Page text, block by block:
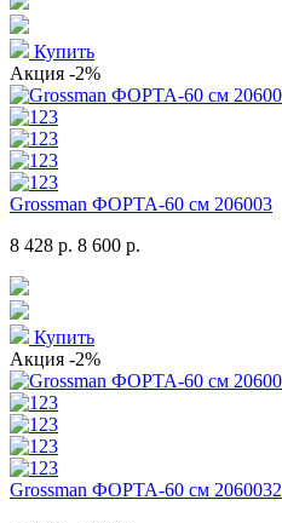
Купить
Акция -2%
Grossman ФОРТА-60 см 206003
8 428 р. 8 600 р.
Купить
Акция -2%
Grossman ФОРТА-60 см 2060032